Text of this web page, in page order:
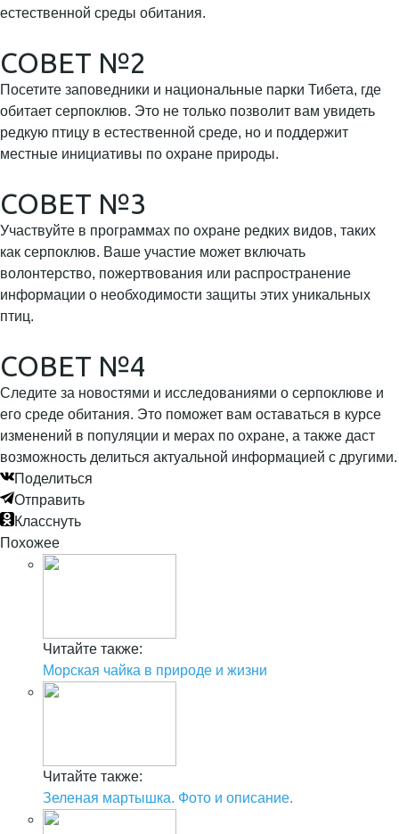
естественной среды обитания.
СОВЕТ №2
Посетите заповедники и национальные парки Тибета, где
обитает серпоклюв. Это не только позволит вам увидеть
редкую птицу в естественной среде, но и поддержит
местные инициативы по охране природы.
СОВЕТ №3
Участвуйте в программах по охране редких видов, таких
как серпоклюв. Ваше участие может включать
волонтерство, пожертвования или распространение
информации о необходимости защиты этих уникальных
птиц.
СОВЕТ №4
Следите за новостями и исследованиями о серпоклюве и
его среде обитания. Это поможет вам оставаться в курсе
изменений в популяции и мерах по охране, а также даст
возможность делиться актуальной информацией с другими.
Поделиться
Отправить
Класснуть
Похожее
Читайте также:
Морская чайка в природе и жизни
Читайте также:
Зеленая мартышка. Фото и описание.